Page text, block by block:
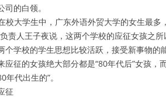
的白领。
大学生中，广东外语外贸大学的女生最多
责人王子夜说，这两个学校的应征女孩之
个学校的学生思想比较活跃，接受新事物的
征的女孩绝大部分都是“80年代后”女孩
代出生的”。
征